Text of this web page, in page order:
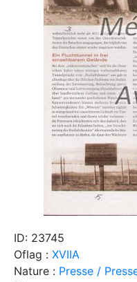
ID: 23745
Oflag : XVIIA
Nature : Presse /